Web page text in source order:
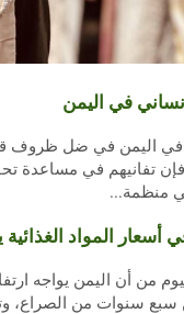
في اليمن
في اليمن في ضل ظروف
تفانيهم في مساعدة
منظمة...
أسعار المواد
من أن اليمن يواجه
سنوات من الصراع،